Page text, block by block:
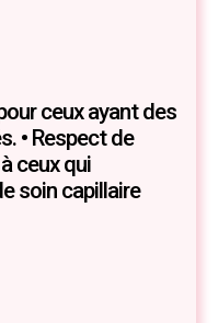
ceux ayant des
• Respect de
ceux qui
soin capillaire